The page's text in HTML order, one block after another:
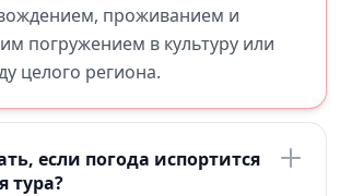
проживанием и
погружением в культуру или
целого региона.
если погода испортится
тура?